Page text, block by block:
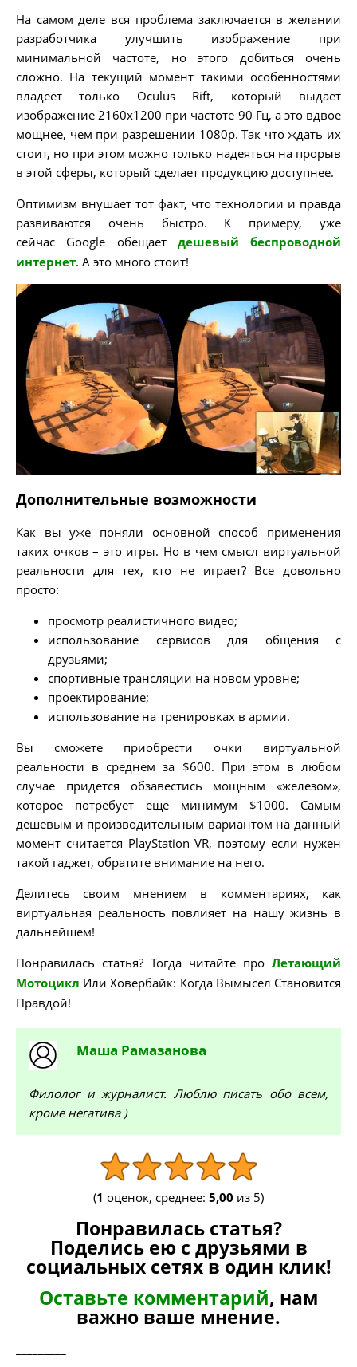
На самом деле вся проблема заключается в желании
разработчика улучшить изображение при
минимальной частоте, но этого добиться очень
сложно. На текущий момент такими особенностями
владеет только Oculus Rift, который выдает
изображение 2160х1200 при частоте 90 Гц, а это вдвое
мощнее, чем при разрешении 1080р. Так что ждать их
стоит, но при этом можно только надеяться на прорыв
в этой сферы, который сделает продукцию доступнее.
Оптимизм внушает тот факт, что технологии и правда
развиваются очень быстро. К примеру, уже
сейчас Google обещает дешевый беспроводной
интернет. А это много стоит!
Дополнительные возможности
Как вы уже поняли основной способ применения
таких очков – это игры. Но в чем смысл виртуальной
реальности для тех, кто не играет? Все довольно
просто:
просмотр реалистичного видео;
использование сервисов для общения с
друзьями;
спортивные трансляции на новом уровне;
проектирование;
использование на тренировках в армии.
Вы сможете приобрести очки виртуальной
реальности в среднем за $600. При этом в любом
случае придется обзавестись мощным «железом»,
которое потребует еще минимум $1000. Самым
дешевым и производительным вариантом на данный
момент считается PlayStation VR, поэтому если нужен
такой гаджет, обратите внимание на него.
Делитесь своим мнением в комментариях, как
виртуальная реальность повлияет на нашу жизнь в
дальнейшем!
Понравилась статья? Тогда читайте про Летающий
Мотоцикл Или Ховербайк: Когда Вымысел Становится
Правдой!
Маша Рамазанова
Филолог и журналист. Люблю писать обо всем,
кроме негатива )
(1 оценок, среднее: 5,00 из 5)
Понравилась статья?
Поделись ею с друзьями в
социальных сетях в один клик!
Оставьте комментарий, нам
важно ваше мнение.